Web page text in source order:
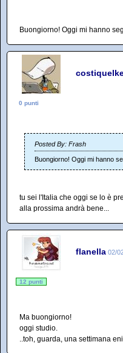
Buongiorno! Oggi mi hanno
0 punti
Posted By: Frash
Buongiorno! Oggi mi hanno
tu sei l'Italia che oggi se lo è
alla prossima andrà bene...
flanella 02/
12 punti
Ma buongiorno!
oggi studio.
..toh, guarda, una settimana